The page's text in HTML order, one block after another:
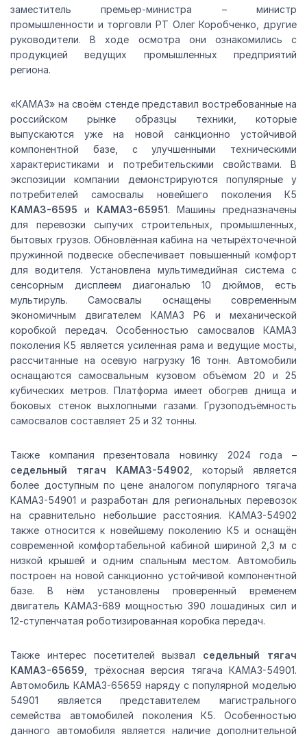
заместитель премьер-министра – министр
промышленности и торговли РТ Олег Коробченко, другие
руководители. В ходе осмотра они ознакомились с
продукцией ведущих промышленных предприятий
региона.
«КАМАЗ» на своём стенде представил востребованные на
российском рынке образцы техники, которые
выпускаются уже на новой санкционно устойчивой
компонентной базе, с улучшенными техническими
характеристиками и потребительскими свойствами. В
экспозиции компании демонстрируются популярные у
потребителей самосвалы новейшего поколения К5
КАМАЗ-6595 и КАМАЗ-65951. Машины предназначены
для перевозки сыпучих строительных, промышленных,
бытовых грузов. Обновлённая кабина на четырёхточечной
пружинной подвеске обеспечивает повышенный комфорт
для водителя. Установлена мультимедийная система с
сенсорным дисплеем диагональю 10 дюймов, есть
мультируль. Самосвалы оснащены современным
экономичным двигателем КАМАЗ Р6 и механической
коробкой передач. Особенностью самосвалов КАМАЗ
поколения К5 является усиленная рама и ведущие мосты,
рассчитанные на осевую нагрузку 16 тонн. Автомобили
оснащаются самосвальным кузовом объёмом 20 и 25
кубических метров. Платформа имеет обогрев днища и
боковых стенок выхлопными газами. Грузоподъёмность
самосвалов составляет 25 и 32 тонны.
Также компания презентовала новинку 2024 года –
седельный тягач КАМАЗ-54902 , который является
более доступным по цене аналогом популярного тягача
KAMAЗ-54901 и разработан для региональных перевозок
на сравнительно небольшие расстояния. КАМАЗ-54902
также относится к новейшему поколению К5 и оснащён
современной комфортабельной кабиной шириной 2,3 м с
низкой крышей и одним спальным местом. Автомобиль
построен на новой санкционно устойчивой компонентной
базе. В нём установлены проверенный временем
двигатель KAMAЗ-689 мощностью 390 лошадиных сил и
12-ступенчатая роботизированная коробка передач.
Также интерес посетителей вызвал седельный тягач
КАМАЗ-65659 , трёхосная версия тягача КАМАЗ-54901.
Автомобиль КАМАЗ-65659 наряду с популярной моделью
54901 является представителем магистрального
семейства автомобилей поколения К5. Особенностью
данного автомобиля является наличие дополнительной